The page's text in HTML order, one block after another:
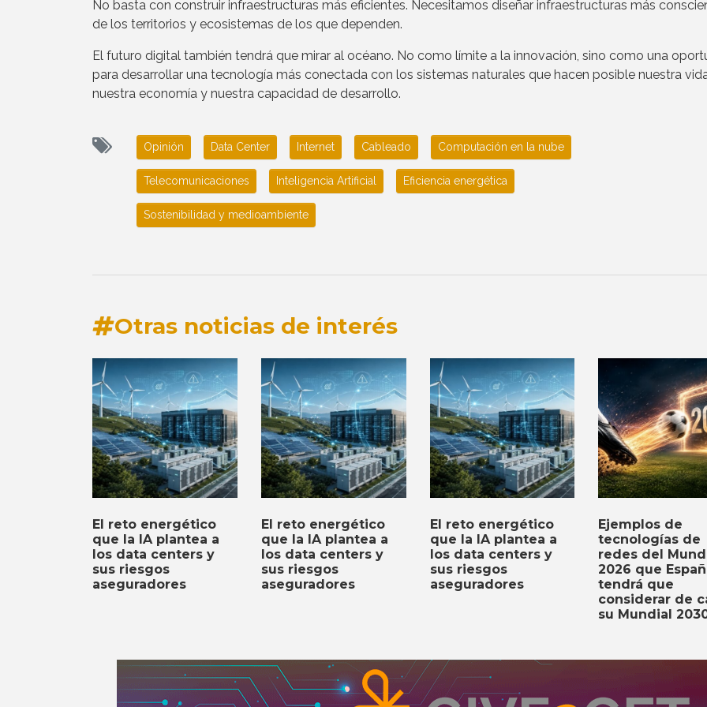
No basta con construir infraestructuras más eficientes. Necesitamos diseñar infraestructuras más
de los territorios y ecosistemas de los que dependen.
El futuro digital también tendrá que mirar al océano. No como límite a la innovación, sino como una
para desarrollar una tecnología más conectada con los sistemas naturales que hacen posible nuestra
nuestra economía y nuestra capacidad de desarrollo.
Opinión Data Center Internet Cableado Computación en la nube
Telecomunicaciones Inteligencia Artificial Eficiencia energética
Sostenibilidad y medioambiente
Otras noticias de interés
El reto energético
que la IA plantea a
los data centers y
sus riesgos
aseguradores
El reto energético
que la IA plantea a
los data centers y
sus riesgos
aseguradores
El reto energético
que la IA plantea a
los data centers y
sus riesgos
aseguradores
Ejemplos de
tecnologías de
redes del
2026 que
tendrá que
considerar de
su Mundial